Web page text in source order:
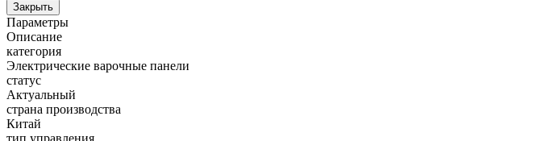
Закрыть
Параметры
Описание
категория
Электрические варочные панели
статус
Актуальный
страна производства
Китай